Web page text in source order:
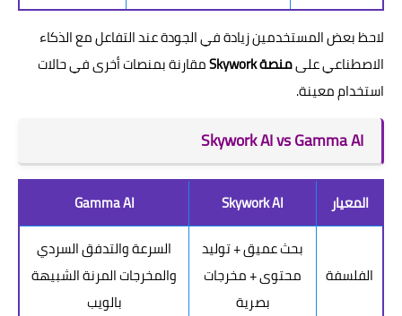
لاحظ بعض المستخدمين زيادة في الجودة عند التفاعل مع الذكاء
الاصطناعي علىمنصة Skywork
مقارنة بمنصات أخرى في حالات
استخدام معينة.
Skywork AI vs Gamma AI
المعيار Skywork AI
Gamma AI
الفلسفة
بحث عميق + توليد
محتوى + مخرجات
بصرية
السرعة والتدفق السردي
والمخرجات المرنة الشبيهة
بالويب